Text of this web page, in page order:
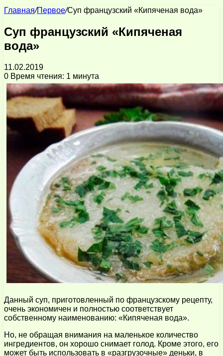
Главная/Первое/Суп французский «Кипяченая вода»
Суп французский «Кипяченая
вода»
11.02.2019
0 Время чтения: 1 минута
Данный суп, приготовленный по французскому рецепту,
очень экономичен и полностью соответствует
собственному наименованию: «Кипяченая вода».
Но, не обращая внимания на маленькое количество
ингредиентов, он хорошо снимает голод. Кроме этого, его
может быть использовать в «разгрузочные» деньки, в